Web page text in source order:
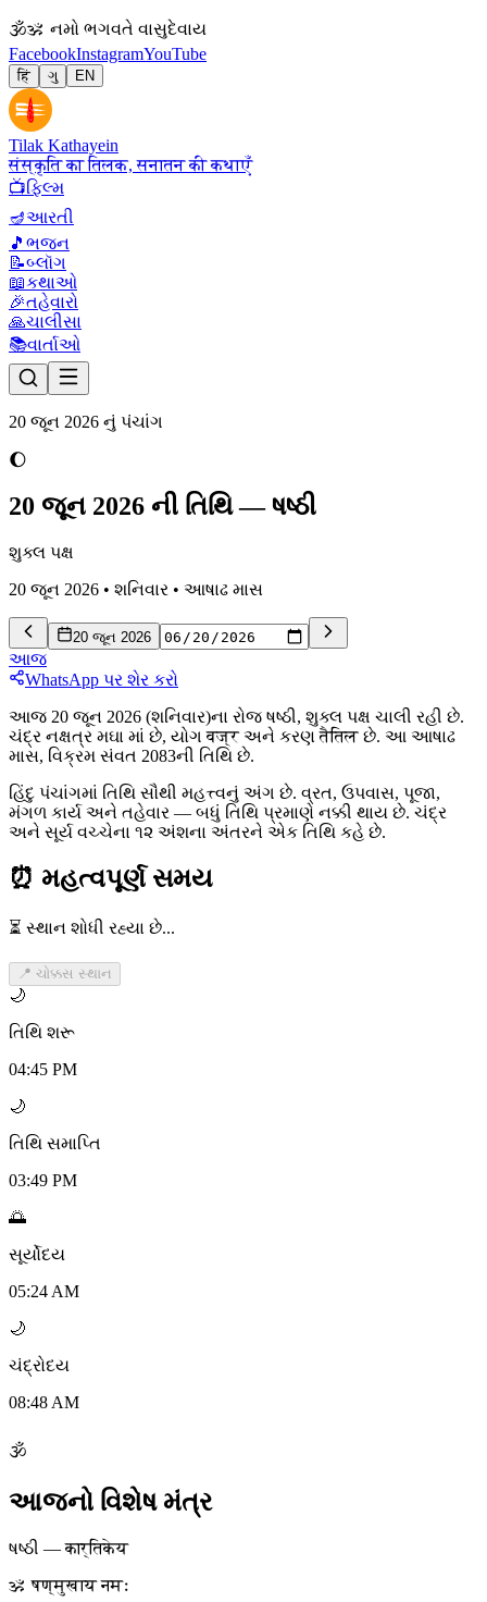
🕉ॐ નમો ભગવતે વાસુદેવાય
FacebookInstagramYouTube
हिं ગુ EN
Tilak Kathayein
संस्कृति का तिलक, सनातन की कथाएँ
📺ફિલ્મ
🪔આરતી
🎵 ભજન
📝બ્લૉગ
📖કથાઓ
🎉તહેવારો
🙏ચાલીસા
📚વાર્તાઓ
20 જૂન 2026 નું પંચાંગ
🌔
20 જૂન 2026 ની તિથિ— ષષ્ઠી
શુક્લ પક્ષ
20 જૂન 2026 • શનિવાર • આષાઢ માસ
20 જૂન 2026
આજ
WhatsApp પર શેર કરો
આજ 20 જૂન 2026 (શનિવાર)ના રોજ ષષ્ઠી, શુક્લ પક્ષ ચાલી રહી છે.
ચંદ્ર નક્ષત્ર મઘા માં છે, યોગ वज्र અને કરણ तैतिल છે. આ આષાઢ
માસ, વિક્રમ સંવત 2083ની તિથિ છે.
હિંદુ પંચાંગમાં તિથિ સૌથી મહત્ત્વનું અંગ છે. વ્રત, ઉપવાસ, પૂજા,
મંગળ કાર્ય અને તહેવાર — બધું તિથિ પ્રમાણે નક્કી થાય છે. ચંદ્ર
અને સૂર્ય વચ્ચેના ૧૨ અંશના અંતરને એક તિથિ કહે છે.
⏰ મહત્વપૂર્ણ સમય
⏳ સ્થાન શોધી રહ્યા છે...
📍 ચોક્કસ સ્થાન
🌙
તિથિ શરૂ
04:45 PM
🌙
તિથિ સમાપ્તિ
03:49 PM
🌅
સૂર્યોદય
05:24 AM
🌙
ચંદ્રોદય
08:48 AM
🕉
આજનો વિશેષ મંત્ર
ષષ્ઠી —कार्तिकेय
ॐ षण्मुखाय नमः